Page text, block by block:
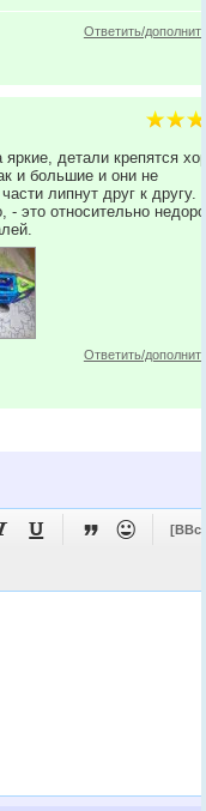
Ответить/
детали крепятся
и большие и они не
липнут друг к другу.
- это относительно
Ответить/
 
